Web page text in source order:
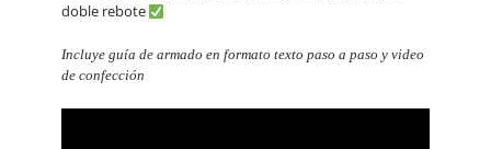
doble rebote
Incluye guía de armado en formato texto paso a paso y video
de confección